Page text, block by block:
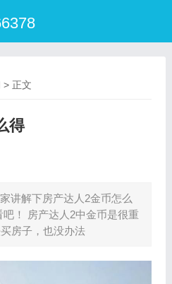
> 正文
得
讲解下房产达人2金币怎么
！ 房产达人2中金币是很重
房子，也没办法